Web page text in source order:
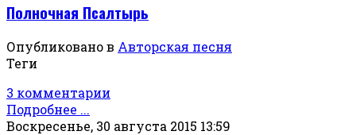
Полночная Псалтырь
Опубликовано в Авторская песня
Теги
3 комментарии
Подробнее ...
Воскресенье, 30 августа 2015 13:59